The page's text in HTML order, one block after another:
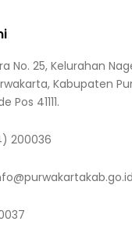
No. 25, Kelurahan
Kabupaten
Pos 41111.
200036